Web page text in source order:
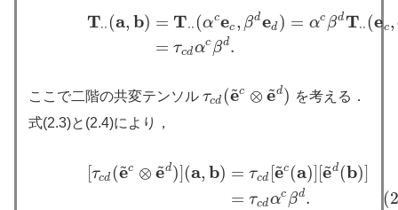
T⋅⋅(a, b) = T⋅⋅(αcec , βded ) = αc βdT⋅⋅(ec,
= τcdαc βd.
T⋅⋅( a,b) =T⋅⋅ (αc ec βded)= cβdT ⋅⋅( ec ed) (2.10) =τc
ここで二階の共変テンソル τcd (e
~c ⊗ e
~d)
τcd(e~c ⊗e ~d)
を考える．
式(2.3)と(2.4)により，
[τcd (e
~c ⊗ e
~d)](a, b) = τcd [e
~c(a)] [e
~d(b)]
= τcdαc βd.
e~ c⊗e~d)]( a,b)= τcd e~c (a ][e ~ d(b)](2.11)=τcdα